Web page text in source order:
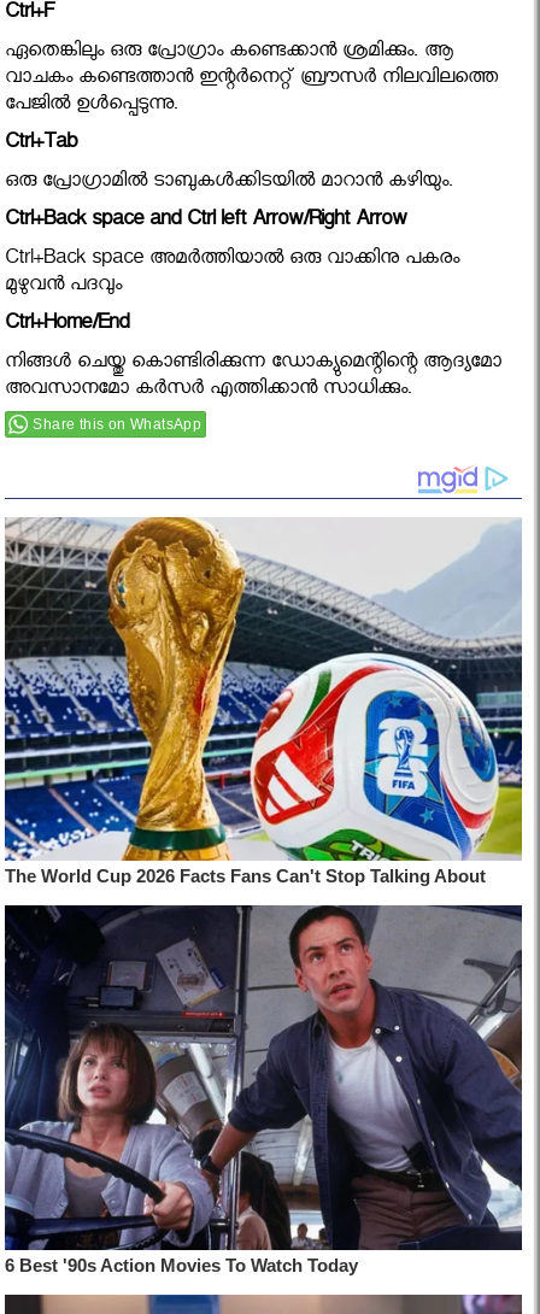
Ctrl+F
ഏതെങ്കിലും ഒരു പ്രോഗ്രാം കണ്ടെക്കാന്‍ ശ്രമിക്കും. ആ
വാചകം കണ്ടെത്താന്‍ ഇന്റര്‍നെറ്റ് ബ്രൗസര്‍ നിലവിലത്തെ
പേജില്‍ ഉള്‍പ്പെടുന്നു.
Ctrl+Tab
ഒരു പ്രോഗ്രാമില്‍ ടാബുകള്‍ക്കിടയില്‍ മാറാന്‍ കഴിയും.
Ctrl+Back space and Ctrl left Arrow/Right Arrow
Ctrl+Back space അമര്‍ത്തിയാല്‍ ഒരു വാക്കിനു പകരം
മുഴുവന്‍ പദവും
Ctrl+Home/End
നിങ്ങള്‍ ചെയ്തു കൊണ്ടിരിക്കുന്ന ഡോക്യുമെന്റിന്റെ ആദ്യമോ
അവസാനമോ കര്‍സര്‍ എത്തിക്കാന്‍ സാധിക്കും.
Share this on WhatsApp